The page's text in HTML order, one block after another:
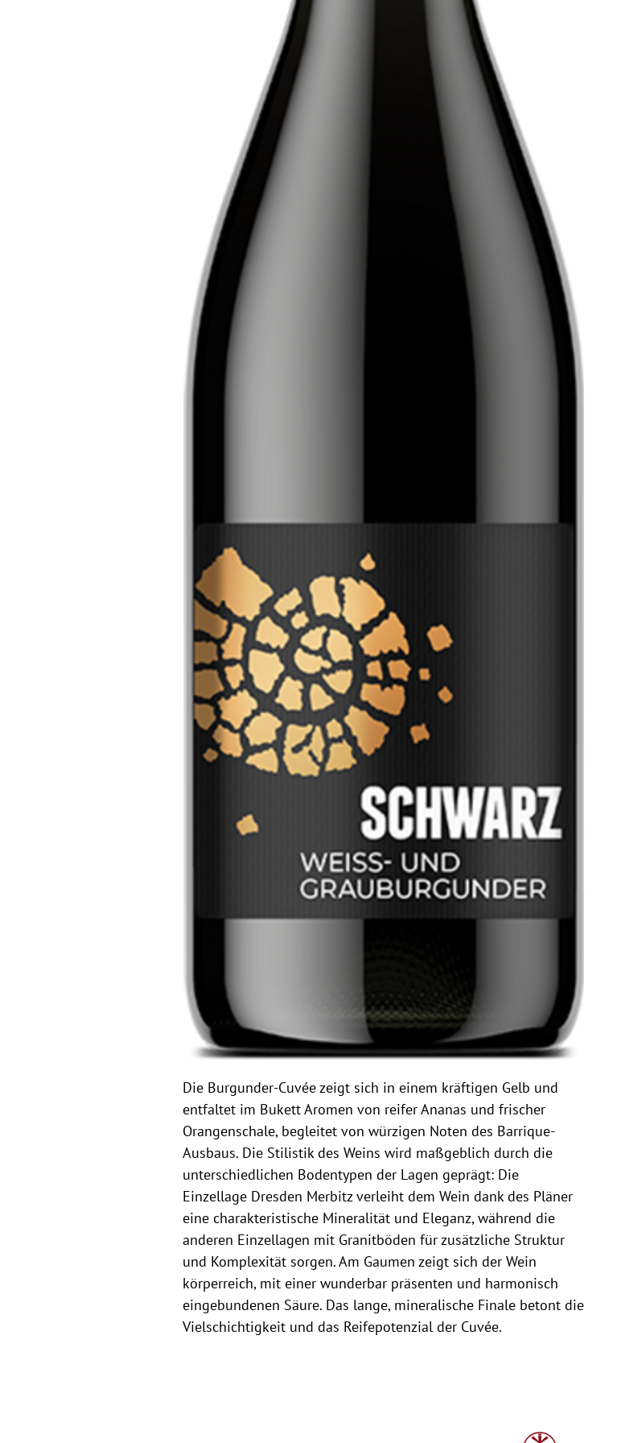
Die Burgunder-Cuvée zeigt sich in einem kräftigen Gelb und
entfaltet im Bukett Aromen von reifer Ananas und frischer
Orangenschale, begleitet von würzigen Noten des Barrique-
Ausbaus. Die Stilistik des Weins wird maßgeblich durch die
unterschiedlichen Bodentypen der Lagen geprägt: Die
Einzellage Dresden Merbitz verleiht dem Wein dank des Pläner
eine charakteristische Mineralität und Eleganz, während die
anderen Einzellagen mit Granitböden für zusätzliche Struktur
und Komplexität sorgen. Am Gaumen zeigt sich der Wein
körperreich, mit einer wunderbar präsenten und harmonisch
eingebundenen Säure. Das lange, mineralische Finale betont die
Vielschichtigkeit und das Reifepotenzial der Cuvée.